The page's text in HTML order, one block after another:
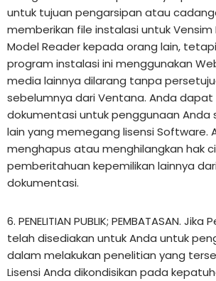
untuk tujuan pengarsipan atau
memberikan file instalasi untuk Vensim
Model Reader kepada orang lain,
program instalasi ini menggunakan
media lainnya dilarang tanpa
sebelumnya dari Ventana. Anda
dokumentasi untuk penggunaan Anda
lain yang memegang lisensi Software.
menghapus atau menghilangkan hak
pemberitahuan kepemilikan lainnya
dokumentasi.
6. PENELITIAN PUBLIK; PEMBATASAN.
telah disediakan untuk Anda untuk
dalam melakukan penelitian yang
Lisensi Anda dikondisikan pada